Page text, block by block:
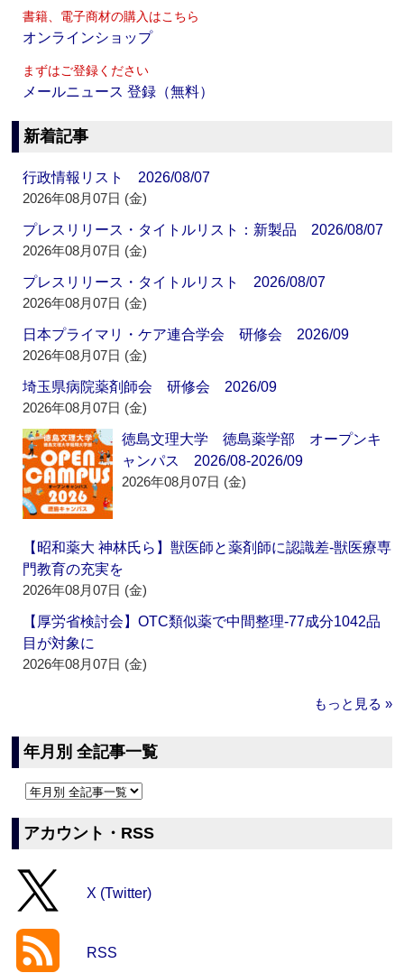
書籍、電子商材の購入はこちら
オンラインショップ
まずはご登録ください
メールニュース 登録（無料）
新着記事
行政情報リスト 2026/08/07
2026年08月07日 (金)
プレスリリース・タイトルリスト：新製品 2026/08/07
2026年08月07日 (金)
プレスリリース・タイトルリスト 2026/08/07
2026年08月07日 (金)
日本プライマリ・ケア連合学会 研修会 2026/09
2026年08月07日 (金)
埼玉県病院薬剤師会 研修会 2026/09
2026年08月07日 (金)
徳島文理大学 徳島薬学部 オープンキ
ャンパス 2026/08-2026/09
2026年08月07日 (金)
【昭和薬大 神林氏ら】獣医師と薬剤師に認識差‐獣医療専
門教育の充実を
2026年08月07日 (金)
【厚労省検討会】OTC類似薬で中間整理‐77成分1042品
目が対象に
2026年08月07日 (金)
もっと見る »
年月別 全記事一覧
アカウント・RSS
X (Twitter)
RSS